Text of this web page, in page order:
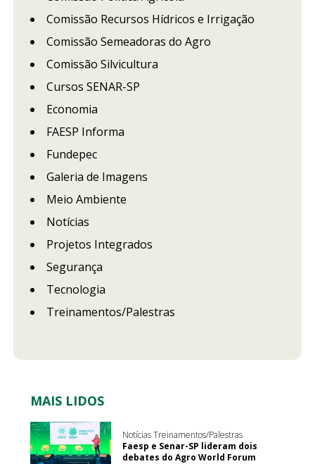
Comissão Recursos Hídricos e Irrigação
Comissão Semeadoras do Agro
Comissão Silvicultura
Cursos SENAR-SP
Economia
FAESP Informa
Fundepec
Galeria de Imagens
Meio Ambiente
Notícias
Projetos Integrados
Segurança
Tecnologia
Treinamentos/Palestras
MAIS LIDOS
Notícias Treinamentos/Palestras
Faesp e Senar-SP lideram dois
debates do Agro World Forum